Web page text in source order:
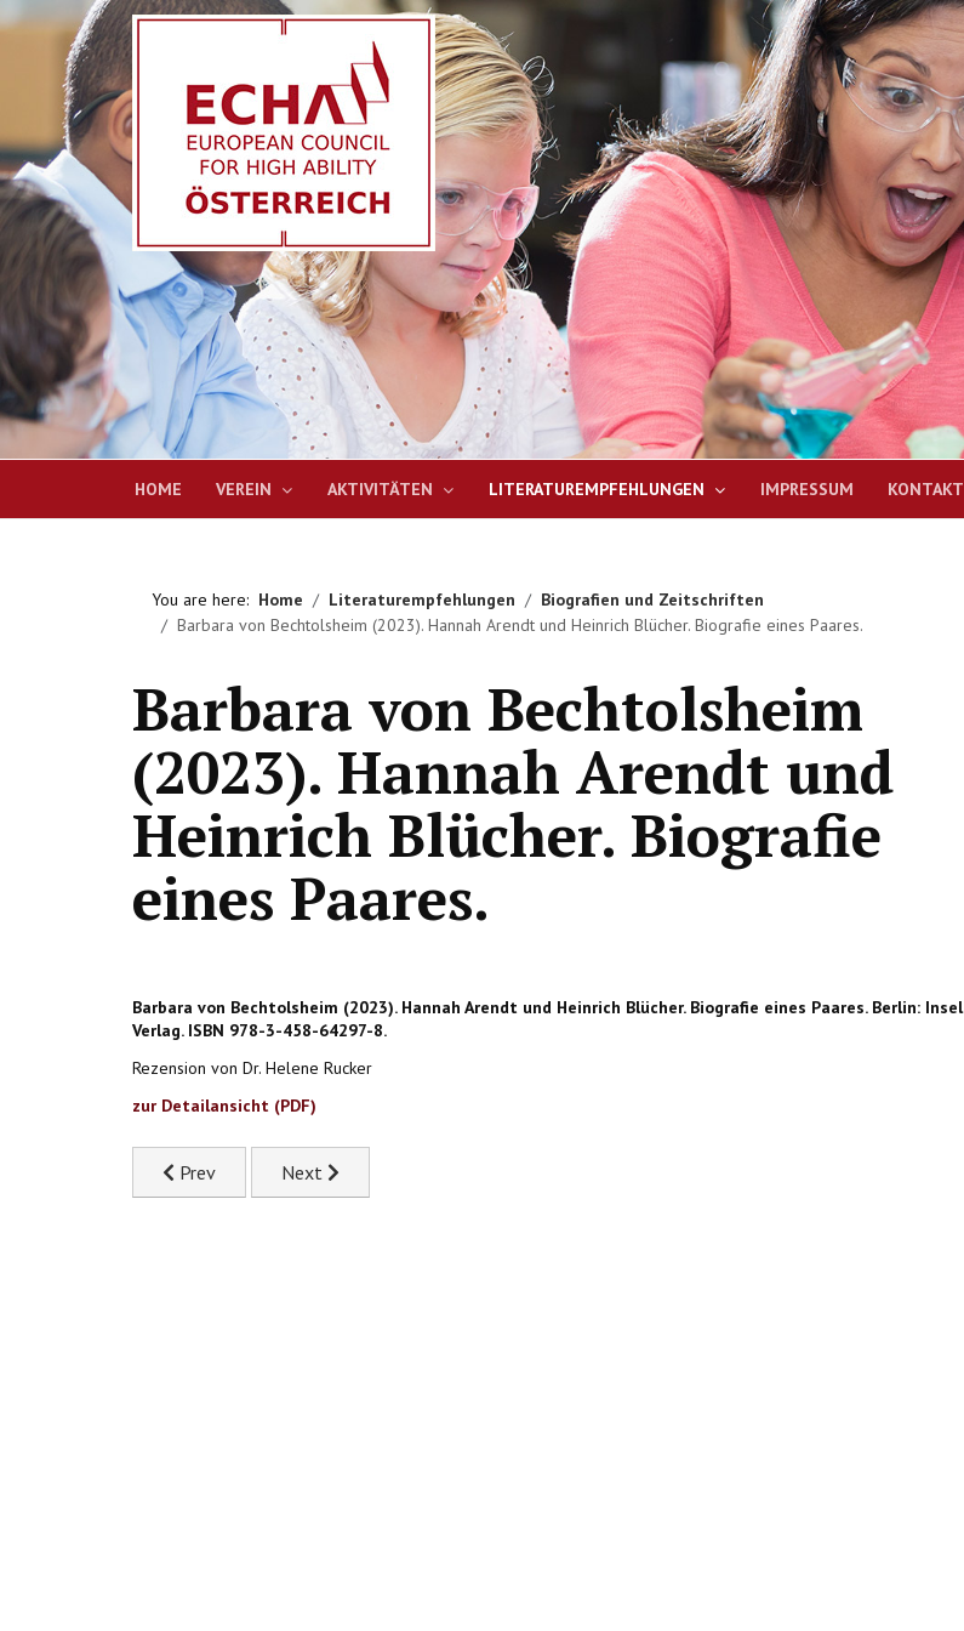
HOME VEREIN AKTIVITÄTEN LITERATUREMPFEHLUNGEN IMPRESSUM KONTAKT
You are here: Home Literaturempfehlungen
Biografien und Zeitschriften
Barbara von Bechtolsheim (2023). Hannah Arendt und Heinrich Blücher. Biografie eines Paares.
Barbara von Bechtolsheim
(2023). Hannah Arendt und
Heinrich Blücher. Biografie
eines Paares.
Barbara von Bechtolsheim (2023). Hannah Arendt und Heinrich Blücher. Biografie eines Paares. Berlin: Insel
Verlag. ISBN 978-3-458-64297-8.
Rezension von Dr. Helene Rucker
zur Detailansicht (PDF)
Previous article: Ilona Jerger (2023). Lorenz. Roman
Prev Next article: Birgit Kofler-Bettschart (2022). Cécile Vogt. Pionierin der Hirnforschung.
Next